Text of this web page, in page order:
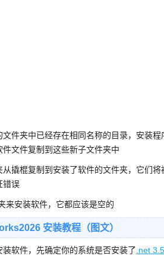
件夹中已经存在相同名称的目录，安装
件文件复制到这些新子文件夹中
撬棍复制到安装了软件的文件夹，它们
错误
来安装软件，它都应该是空的
安装教程（图文）
软件，先确定你的系统是否安装了 .net 3.5